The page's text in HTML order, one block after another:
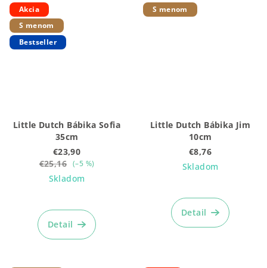
Akcia
S menom
Bestseller
Little Dutch Bábika Sofia
35cm
€23,90
€25,16 (–5 %)
Skladom
hodnotenie
produktu
Detail
S menom
Little Dutch Bábika Jim
10cm
€8,76
Skladom
Detail